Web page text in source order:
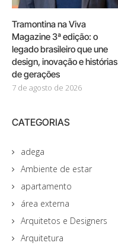
Tramontina na Viva
Magazine 3ª edição: o
legado brasileiro que une
design, inovação e histórias
de gerações
7 de agosto de 2026
CATEGORIAS
adega
Ambiente de estar
apartamento
área externa
Arquitetos e Designers
Arquitetura